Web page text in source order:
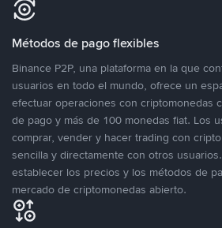
Métodos de pago flexibles
Binance P2P, una plataforma en la que
usuarios en todo el mundo, ofrece un
efectuar operaciones con criptomonedas
de pago y más de 100 monedas fiat. Los
comprar, vender y hacer trading con
sencilla y directamente con otros
establecer los precios y los métodos de
mercado de criptomonedas abierto.